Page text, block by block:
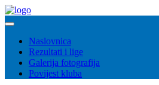
Naslovnica
Rezultati i lige
Galerija fotografija
Povijest kluba